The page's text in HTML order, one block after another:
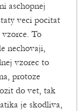
aschopnej
veci pocitat
To
nechovaji,
vzorec to
protoze
do vet, tak
je skodliva,